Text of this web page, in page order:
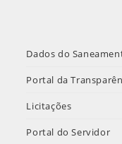
Dados do
Portal da
Licitações
Portal do Servidor